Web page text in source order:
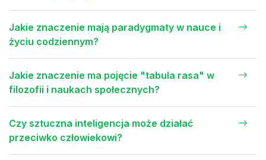
Jakie znaczenie mają paradygmaty w nauce i
życiu codziennym?
Jakie znaczenie ma pojęcie "tabula rasa" w
filozofii i naukach społecznych?
Czy sztuczna inteligencja może działać
przeciwko człowiekowi?